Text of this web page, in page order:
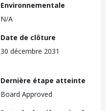
Environnementale
N/A
Date de clôture
30 décembre 2031
Dernière étape atteinte
Board Approved